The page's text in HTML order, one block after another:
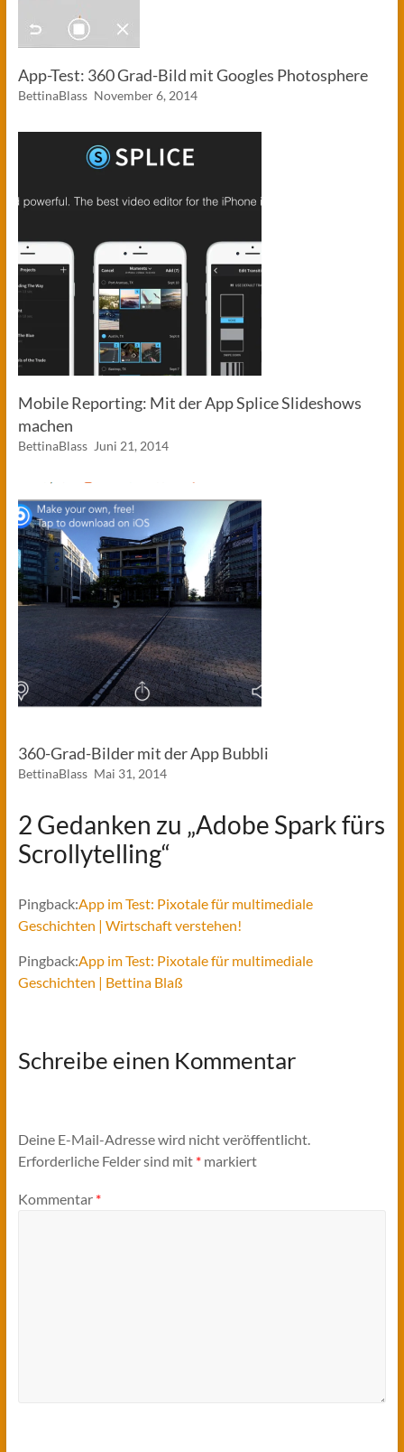
App-Test: 360 Grad-Bild mit Googles Photosphere
BettinaBlass November 6, 2014
Mobile Reporting: Mit der App Splice Slideshows
machen
BettinaBlass Juni 21, 2014
360-Grad-Bilder mit der App Bubbli
BettinaBlass Mai 31, 2014
2 Gedanken zu „Adobe Spark fürs
Scrollytelling“
Pingback:App im Test: Pixotale für multimediale
Geschichten | Wirtschaft verstehen!
Pingback:App im Test: Pixotale für multimediale
Geschichten | Bettina Blaß
Schreibe einen Kommentar
Deine E-Mail-Adresse wird nicht veröffentlicht.
Erforderliche Felder sind mit *markiert
Kommentar *